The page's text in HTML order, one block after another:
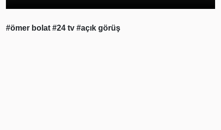
#ömer bolat #24 tv #açık görüş